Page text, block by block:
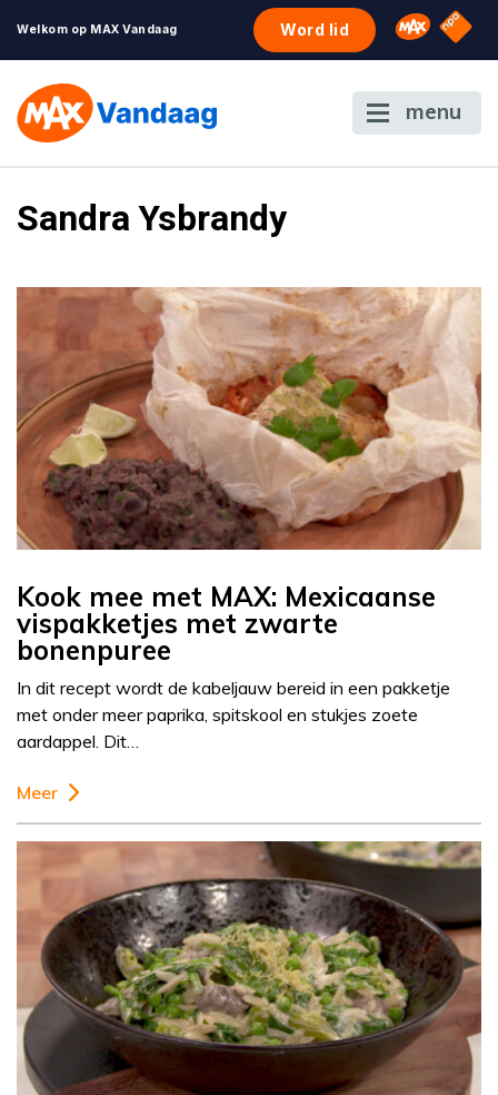
Welkom op MAX Vandaag Word lid Omroep
NPO
menu
Sandra Ysbrandy
Kook mee met MAX: Mexicaanse
vispakketjes met zwarte
bonenpuree
In dit recept wordt de kabeljauw bereid in een pakketje
met onder meer paprika, spitskool en stukjes zoete
aardappel. Dit…
Meer